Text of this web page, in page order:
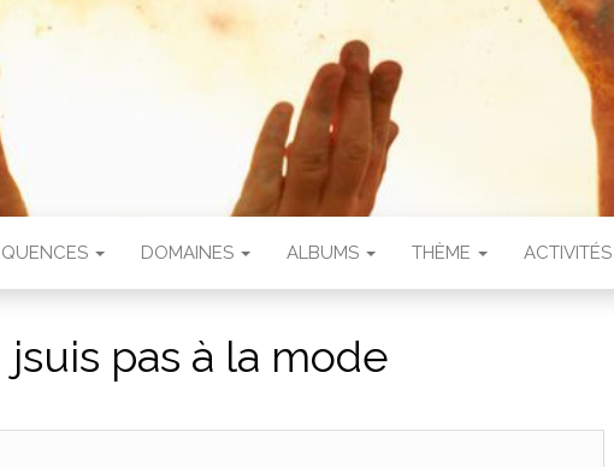
DOMAINES ALBUMS THÈME ACTIVITÉS
jsuis pas à la mode